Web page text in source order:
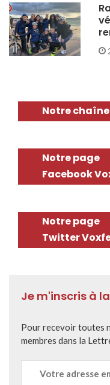
Notre
Notre page
Facebook
Notre page
Twitter
Je m'inscris à
Pour recevoir toutes
membres dans la